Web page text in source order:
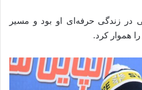
در زندگی حرفه‌ای او بود و مسیر
هموار کرد.